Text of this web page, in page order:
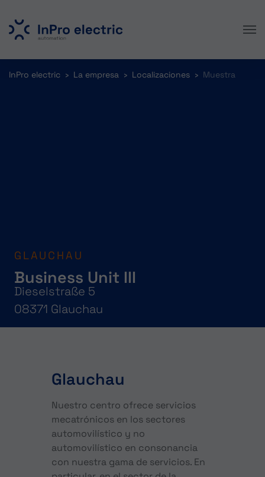
InPro electric La empresa Localizaciones Muestra
GLAUCHAU
Business Unit III
Dieselstraße 5
08371 Glauchau
Glauchau
Nuestro centro ofrece servicios
mecatrónicos en los sectores
automovilístico y no
automovilístico en consonancia
con nuestra gama de servicios. En